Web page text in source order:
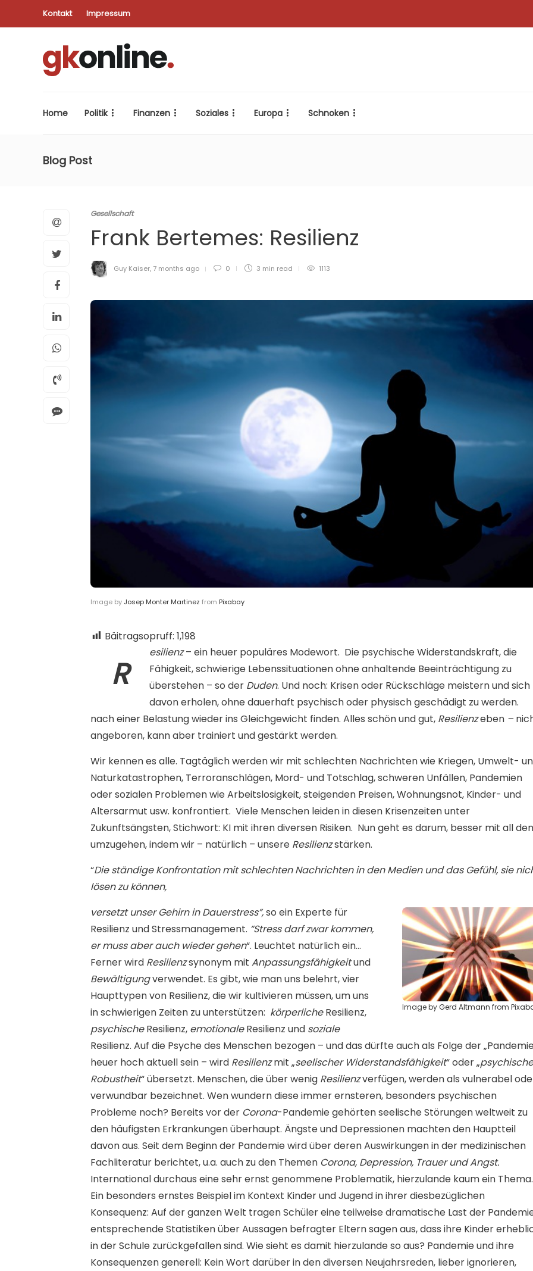
Kontakt Impressum
Home Politik Finanzen Soziales Europa Schnoken
Blog Post
Gesellschaft
Frank Bertemes: Resilienz
Guy Kaiser, 7 months ago 0 3 min read 1113
Image by Josep Monter Martinez from Pixabay
Bäitragsopruff: 1,198
R
esilienz– ein heuer populäres Modewort. Die psychische Widerstandskraft, die
Fähigkeit, schwierige Lebenssituationen ohne anhaltende Beeinträchtigung zu
überstehen – so der Duden. Und noch: Krisen oder Rückschläge meistern und sich
davon erholen, ohne dauerhaft psychisch oder physisch geschädigt zu werden.
nach einer Belastung wieder ins Gleichgewicht finden. Alles schön und gut, Resilienzeben –
angeboren, kann aber trainiert und gestärkt werden.
Wir kennen es alle. Tagtäglich werden wir mit schlechten Nachrichten wie Kriegen, Umwelt-
Naturkatastrophen, Terroranschlägen, Mord- und Totschlag, schweren Unfällen, Pandemien
oder sozialen Problemen wie Arbeitslosigkeit, steigenden Preisen, Wohnungsnot, Kinder- und
Altersarmut usw. konfrontiert. Viele Menschen leiden in diesen Krisenzeiten unter
Zukunftsängsten, Stichwort: KI mit ihren diversen Risiken. Nun geht es darum, besser mit all
umzugehen, indem wir – natürlich – unsere Resilienzstärken.
“Die ständige Konfrontation mit schlechten Nachrichten in den Medien und das Gefühl, sie
lösen zu können,
Image byGerd Altmann from
versetzt unser Gehirn in Dauerstress”,so ein Experte für
Resilienz und Stressmanagement. “Stress darf zwar kommen,
er muss aber auch wieder gehen“. Leuchtet natürlich ein…
Ferner wird Resilienzsynonym mit Anpassungsfähigkeitund
Bewältigungverwendet. Es gibt, wie man uns belehrt, vier
Haupttypen von Resilienz, die wir kultivieren müssen, um uns
in schwierigen Zeiten zu unterstützen: körperlicheResilienz,
psychischeResilienz, emotionaleResilienz und soziale
Resilienz. Auf die Psyche des Menschen bezogen – und das dürfte auch als Folge der
heuer hoch aktuell sein – wird Resilienzmit „seelischer Widerstandsfähigkeit“ oder „
Robustheit“ übersetzt. Menschen, die über wenig Resilienzverfügen, werden als vulnerabel
verwundbar bezeichnet. Wen wundern diese immer ernsteren, besonders psychischen
Probleme noch? Bereits vor der Corona-Pandemie gehörten seelische Störungen weltweit zu
den häufigsten Erkrankungen überhaupt. Ängste und Depressionen machten den Hauptteil
davon aus. Seit dem Beginn der Pandemie wird über deren Auswirkungen in der medizinischen
Fachliteratur berichtet, u.a. auch zu den Themen Corona, Depression, Trauer und Angst.
International durchaus eine sehr ernst genommene Problematik, hierzulande kaum ein Thema.
Ein besonders ernstes Beispiel im Kontext Kinder und Jugend in ihrer diesbezüglichen
Konsequenz: Auf der ganzen Welt tragen Schüler eine teilweise dramatische Last der
entsprechende Statistiken über Aussagen befragter Eltern sagen aus, dass ihre Kinder
in der Schule zurückgefallen sind. Wie sieht es damit hierzulande so aus? Pandemie und ihre
Konsequenzen generell: Kein Wort darüber in den diversen Neujahrsreden, lieber ignorieren,